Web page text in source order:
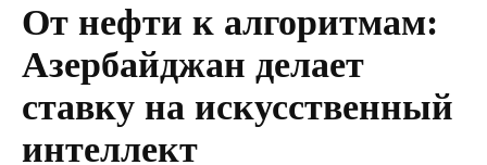
От нефти к алгоритмам:
Азербайджан делает
ставку на искусственный
интеллект